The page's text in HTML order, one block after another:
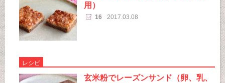
用）
16 2017.03.08
レシピ
玄米粉でレーズンサンド（卵、乳、